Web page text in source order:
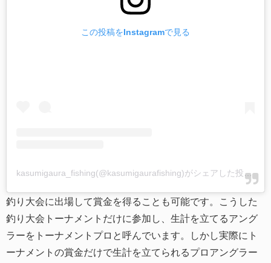
この投稿をInstagramで見る
kasumigaura_fishing(@kasumigaurafishing)がシェアした投稿-
釣り大会に出場して賞金を得ることも可能です。こうした
釣り大会トーナメントだけに参加し、生計を立てるアング
ラーをトーナメントプロと呼んでいます。しかし実際にト
ーナメントの賞金だけで生計を立てられるプロアングラー